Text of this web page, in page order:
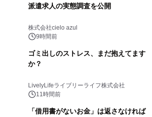
派遣求人の実態調査を公開
株式会社cielo azul
9時間前
ゴミ出しのストレス、まだ抱えてます
か？
LivelyLifeライブリーライフ株式会社
11時間前
「借用書がないお金」は返さなければ